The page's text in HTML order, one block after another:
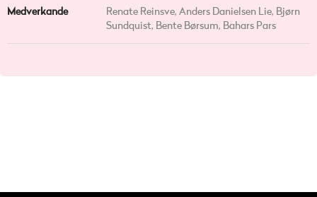
Medverkande
Renate Reinsve, Anders Danielsen Lie, Bjørn
Sundquist, Bente Børsum, Bahars Pars